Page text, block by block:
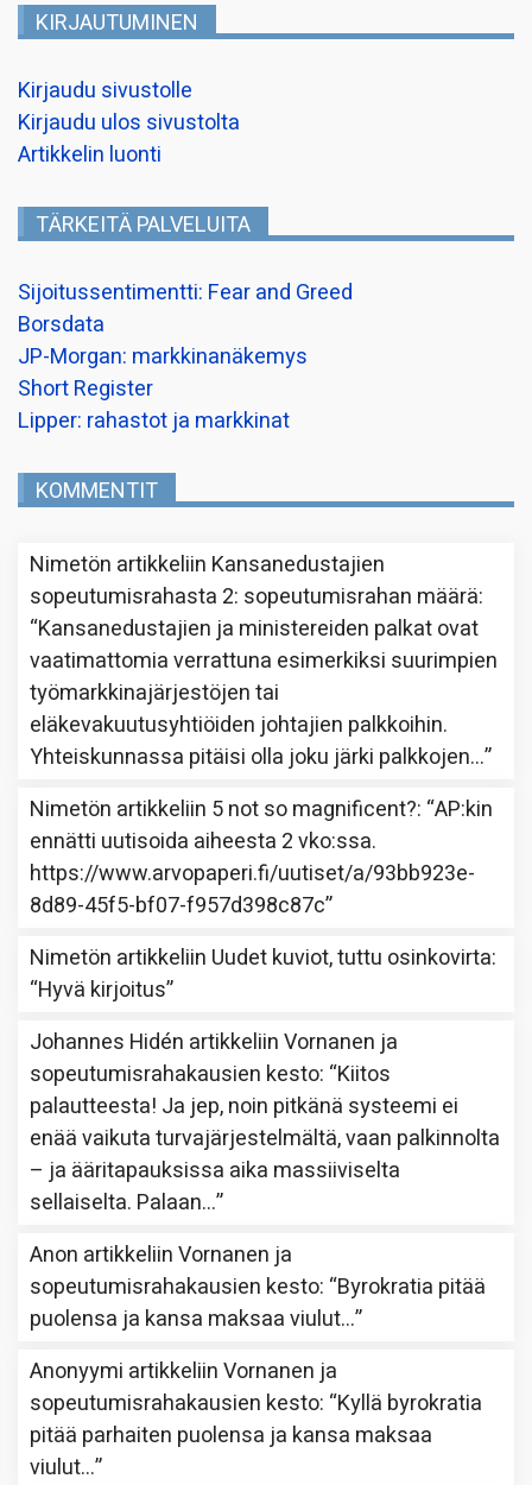
KIRJAUTUMINEN
Kirjaudu sivustolle
Kirjaudu ulos sivustolta
Artikkelin luonti
TÄRKEITÄ PALVELUITA
Sijoitussentimentti: Fear and Greed
Borsdata
JP-Morgan: markkinanäkemys
Short Register
Lipper: rahastot ja markkinat
KOMMENTIT
Nimetön artikkeliin Kansanedustajien
sopeutumisrahasta 2: sopeutumisrahan määrä:
“Kansanedustajien ja ministereiden palkat ovat
vaatimattomia verrattuna esimerkiksi suurimpien
työmarkkinajärjestöjen tai
eläkevakuutusyhtiöiden johtajien palkkoihin.
Yhteiskunnassa pitäisi olla joku järki palkkojen…”
Nimetön artikkeliin 5 not so magnificent?: “AP:kin
ennätti uutisoida aiheesta 2 vko:ssa.
https://www.arvopaperi.fi/uutiset/a/93bb923e-
8d89-45f5-bf07-f957d398c87c”
Nimetön artikkeliin Uudet kuviot, tuttu osinkovirta:
“Hyvä kirjoitus”
Johannes Hidén artikkeliinVornanen ja
sopeutumisrahakausien kesto: “Kiitos
palautteesta! Ja jep, noin pitkänä systeemi ei
enää vaikuta turvajärjestelmältä, vaan palkinnolta
– ja ääritapauksissa aika massiiviselta
sellaiselta. Palaan…”
Anon artikkeliinVornanen ja
sopeutumisrahakausien kesto: “Byrokratia pitää
puolensa ja kansa maksaa viulut…”
Anonyymi artikkeliinVornanen ja
sopeutumisrahakausien kesto: “Kyllä byrokratia
pitää parhaiten puolensa ja kansa maksaa
viulut…”